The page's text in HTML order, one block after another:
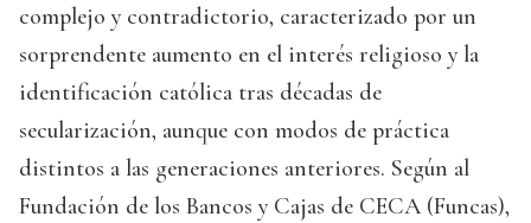
complejo y contradictorio, caracterizado por un
sorprendente aumento en el interés religioso y la
identificación católica tras décadas de
secularización, aunque con modos de práctica
distintos a las generaciones anteriores. Según al
Fundación de los Bancos y Cajas de CECA (Funcas),